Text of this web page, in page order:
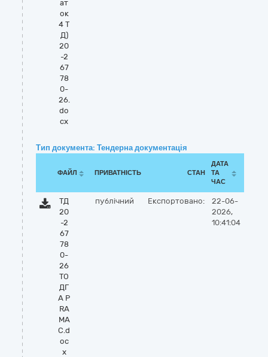
ат
ок
4 Т
Д)
20
-2
67
78
0-
26.
do
cx
Тип документа: Тендерна документація
ФАЙЛ ПРИВАТНІСТЬ СТАН
ДАТА
ТА
ЧАС
ТД
20
-2
67
78
0-
26
ТО
ДГ
А P
RA
MA
C.d
oc
x
публічний Експортовано:
22-06-
2026,
10:41:04